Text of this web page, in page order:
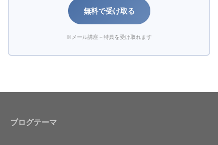
無料で受け取る
※メール講座＋特典を受け取れます
ブログテーマ